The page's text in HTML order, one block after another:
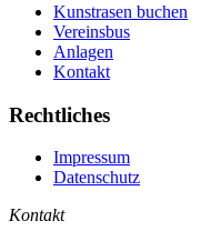
Kunstrasen buchen
Vereinsbus
Anlagen
Kontakt
Rechtliches
Impressum
Datenschutz
Kontakt